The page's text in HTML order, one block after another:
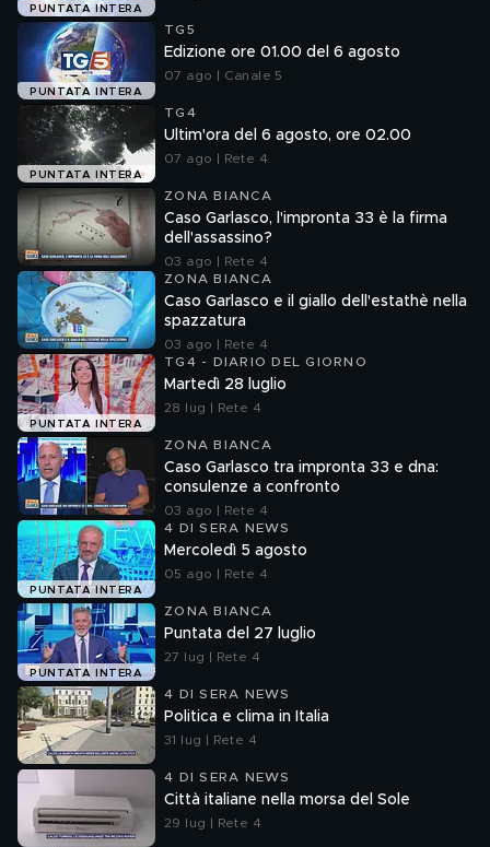
PUNTATA INTERA
PUNTATA INTERA
TG5
Edizione ore 01.00 del 6 agosto
07 ago | Canale 5
PUNTATA INTERA
TG4
Ultim'ora del 6 agosto, ore 02.00
07 ago | Rete 4
ZONA BIANCA
Caso Garlasco, l'impronta 33 è la firma
dell'assassino?
03 ago | Rete 4
ZONA BIANCA
Caso Garlasco e il giallo dell'estathè nella
spazzatura
03 ago | Rete 4
PUNTATA INTERA
TG4 - DIARIO DEL GIORNO
Martedì 28 luglio
28 lug | Rete 4
ZONA BIANCA
Caso Garlasco tra impronta 33 e dna:
consulenze a confronto
03 ago | Rete 4
PUNTATA INTERA
4 DI SERA NEWS
Mercoledì 5 agosto
05 ago | Rete 4
PUNTATA INTERA
ZONA BIANCA
Puntata del 27 luglio
27 lug | Rete 4
4 DI SERA NEWS
Politica e clima in Italia
31 lug | Rete 4
4 DI SERA NEWS
Città italiane nella morsa del Sole
29 lug | Rete 4